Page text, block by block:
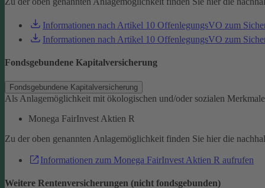
Informationen nach Artikel 10 OffenlegungsVO zum
Informationen nach Artikel 10 OffenlegungsVO zum
Fondsgebundene Kapitalversicherung
Fondsgebundene Kapitalversicherung
Als Anlagemöglichkeit mit ökologischen und/oder sozialen
Monega FairInvest Aktien R
Zu der oben genannten Anlagemöglichkeit finden Sie hier die
Informationen zum Monega FairInvest Aktien R aufrufen
Weitere Rentenversicherungen (nicht fondsgebunden)